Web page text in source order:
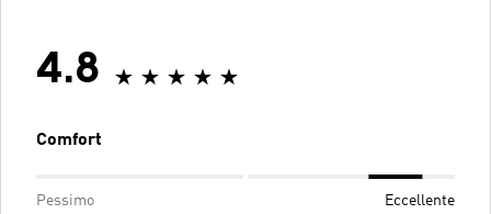
4.8
Comfort
Pessimo Eccellente